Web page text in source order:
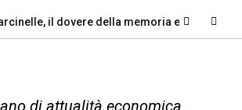
il dovere della memoria e il diritto…
di attualità economica